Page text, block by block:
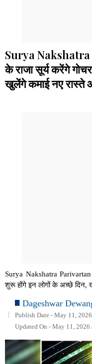
Surya
के राजा सूर्य करेंगे
खुलेंगे कमाई नए रास्ते
Surya Nakshatra
शुरू होंगे इन लोगों के अच्छे दिन,
Dageshwar
Publish Date - May 11,
Updated On - May 11,